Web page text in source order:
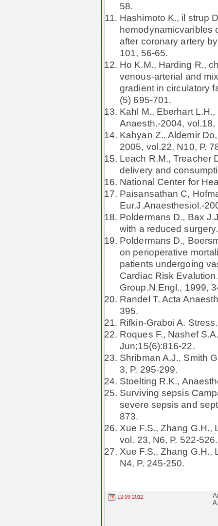
58.
Hashimoto K., il strup
hemodynamicvaribles
after coronary artery
101, 56-65.
Ho K.M., Harding R.,
venous-arterial and
gradient in circulatory
(5) 695-701.
Kahl M., Eberhart
Anaesth.-2004, vol.18,
Kahyan Z., Aldemir
2005, vol.22, N10, P.
Leach R.M., Treacher
delivery and
National Center for
Paisansathan C,
Eur.J.Anaesthesiol.-
Poldermans D., Bax
with a reduced
Poldermans D.,
on perioperative
patients undergoing
Cardiac Risk
Group.N.Engl., 1999,
Randel T. Acta
395.
Rifkin-Graboi A.
Roques F., Nashef
Jun;15(6):816-22.
Shribman A.J., Smith
3, P. 295-299.
Stoelting R.K.,
Surviving sepsis
severe sepsis and
873.
Xue F.S., Zhang G.H.,
vol. 23, N6, P. 522-526.
Xue F.S., Zhang G.H.,
N4, P. 245-250.
12.09.2012